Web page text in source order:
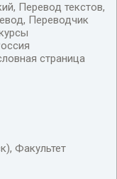
Перевод текстов,
Переводчик
страница
Факультет